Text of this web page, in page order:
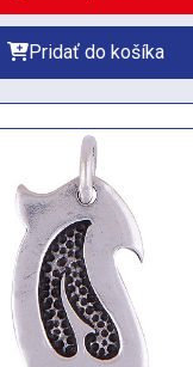
Pridať do košíka